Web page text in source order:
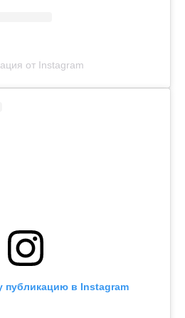
от Instagram
публикацию в Instagram